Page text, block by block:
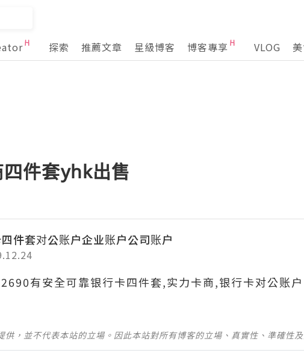
探索 推薦文章 星級博客 博客專享 VLOG
件套yhk出售
件套对公账户企业账户公司账户
有安全可靠银行卡四件套,实力卡商,银行卡对公账户
供，並不代表本站的立場。因此本站對所有博客的立場、真實性、準確性